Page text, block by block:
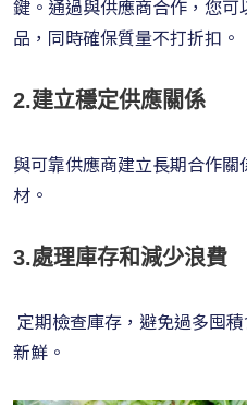
鍵。通過與供應商合作，您
品，同時確保質量不打折扣。
2.建立穩定供應關係
與可靠供應商建立長期合作
材。
3.處理庫存和減少浪費
定期檢查庫存，避免過多囤
新鮮。